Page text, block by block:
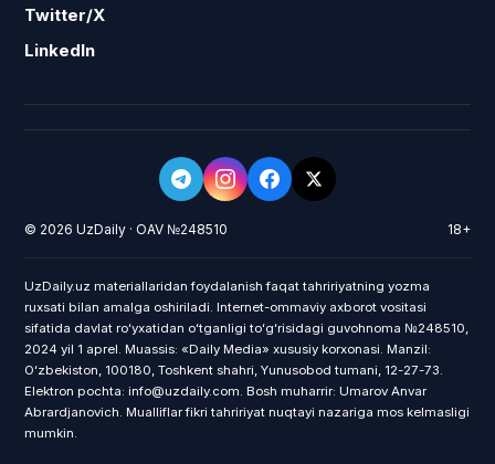
Twitter/X
LinkedIn
© 2026 UzDaily · OAV №248510 18+
UzDaily.uz materiallaridan foydalanish faqat tahririyatning yozma
ruxsati bilan amalga oshiriladi. Internet-ommaviy axborot vositasi
sifatida davlat roʻyxatidan oʻtganligi toʻgʻrisidagi guvohnoma №248510,
2024 yil 1 aprel. Muassis: «Daily Media» xususiy korxonasi. Manzil:
Oʻzbekiston, 100180, Toshkent shahri, Yunusobod tumani, 12-27-73.
Elektron pochta: info@uzdaily.com. Bosh muharrir: Umarov Anvar
Abrardjanovich. Mualliflar fikri tahririyat nuqtayi nazariga mos kelmasligi
mumkin.